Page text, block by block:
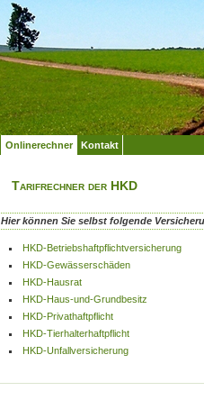
Onlinerechner Kontakt
Tarifrechner der HKD
Hier können Sie selbst folgende
HKD-Betriebshaftpflichtversicherung
HKD-Gewässerschäden
HKD-Hausrat
HKD-Haus-und-Grundbesitz
HKD-Privathaftpflicht
HKD-Tierhalterhaftpflicht
HKD-Unfallversicherung